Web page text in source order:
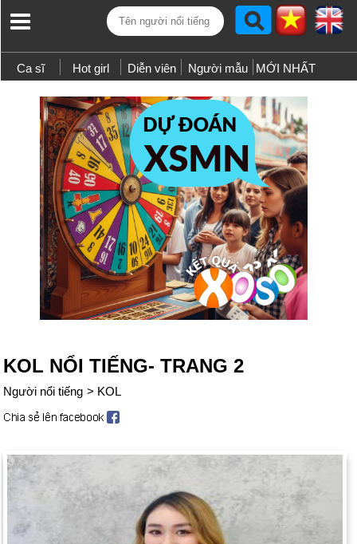
Ca sĩ Hot girl Diễn viên Người mẫu MỚI NHẤT
KOL NỔI TIẾNG- TRANG 2
Người nổi tiếng > KOL